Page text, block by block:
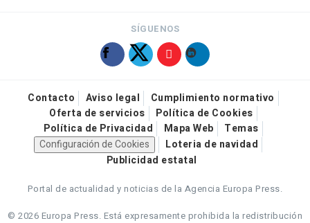
SÍGUENOS
Contacto Aviso legal
Cumplimiento normativo
Oferta de servicios
Política de Cookies
Política de Privacidad
Mapa Web
Temas
Configuración de Cookies
Loteria de navidad
Publicidad estatal
Portal de actualidad y noticias de la Agencia Europa Press.
© 2026 Europa Press. Está expresamente prohibida la redistribución